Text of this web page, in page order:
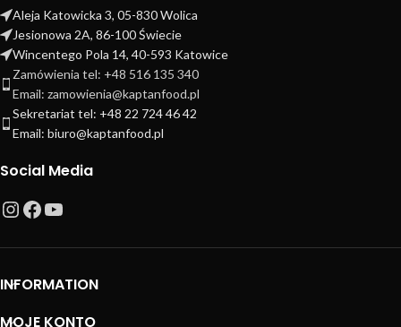
Aleja Katowicka 3, 05-830 Wolica
Jesionowa 2A, 86-100 Świecie
Wincentego Pola 14, 40-593 Katowice
Zamówienia tel: +48 516 135 340
Email: zamowienia@kaptanfood.pl
Sekretariat tel: +48 22 724 46 42
Email: biuro@kaptanfood.pl
Social Media
INFORMATION
MOJE KONTO